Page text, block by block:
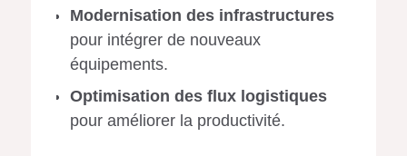
Modernisation des infrastructures
pour intégrer de nouveaux
équipements.
Optimisation des flux logistiques
pour améliorer la productivité.